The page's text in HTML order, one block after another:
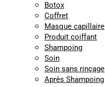
Botox
Coffret
Masque capillaire
Produit coiffant
Shampoing
Soin
Soin sans rinçage
Après Shampoing